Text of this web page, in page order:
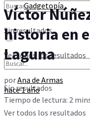
Sin resultados
Ver todos los resultados
Gadgetopía
Sin resultados
Ver todos los resultados
Víctor
historia en
Laguna
porAna de Armas
hace 1 año
Tiempo de lectura: 2